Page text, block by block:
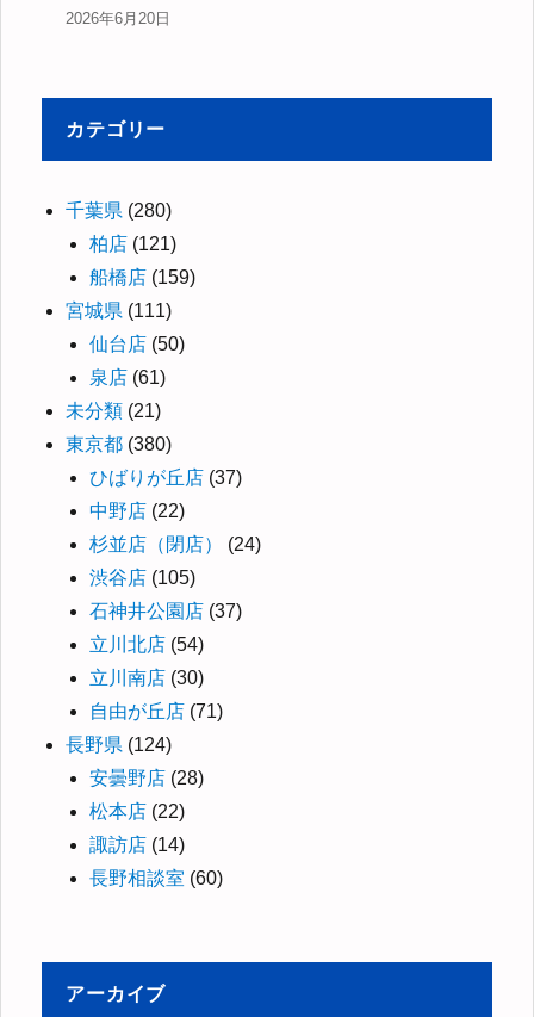
2026年6月20日
カテゴリー
千葉県 (280)
柏店 (121)
船橋店 (159)
宮城県 (111)
仙台店 (50)
泉店 (61)
未分類 (21)
東京都 (380)
ひばりが丘店 (37)
中野店 (22)
杉並店（閉店）
(24)
渋谷店 (105)
石神井公園店 (37)
立川北店 (54)
立川南店 (30)
自由が丘店 (71)
長野県 (124)
安曇野店 (28)
松本店 (22)
諏訪店 (14)
長野相談室 (60)
アーカイブ